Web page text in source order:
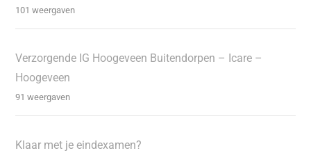
101 weergaven
Verzorgende IG Hoogeveen Buitendorpen – Icare –
Hoogeveen
91 weergaven
Klaar met je eindexamen?